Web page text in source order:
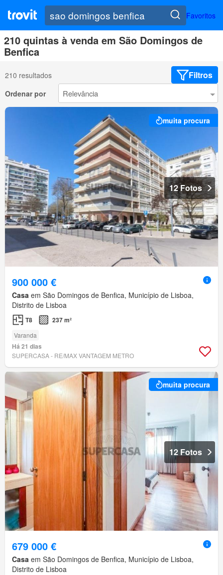
Favoritos
210 quintas à venda em São Domingos de
Benfica
210 resultados Filtros
Ordenar por
muita procura
12 Fotos
900 000 €
Casa em São Domingos de Benfica, Município de Lisboa,
Distrito de Lisboa
T8 237 m²
Varanda
Há 21 dias
SUPERCASA - RE/MAX VANTAGEM METRO
muita procura
12 Fotos
679 000 €
Casa em São Domingos de Benfica, Município de Lisboa,
Distrito de Lisboa